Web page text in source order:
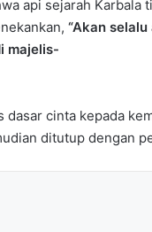
api sejarah Karbala
“Akan
majelis-
cinta kepada
ditutup dengan